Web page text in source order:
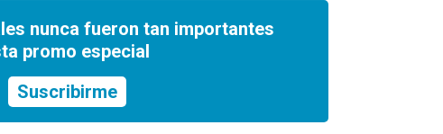
nunca fueron tan importantes
promo especial
Suscribirme